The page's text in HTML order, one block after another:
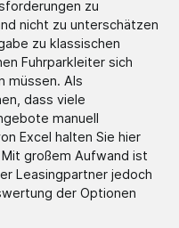
zu
nicht zu unterschätzen
zu klassischen
Fuhrparkleiter sich
müssen. Als
dass viele
manuell
Excel halten Sie hier
großem Aufwand ist
Leasingpartner jedoch
der Optionen